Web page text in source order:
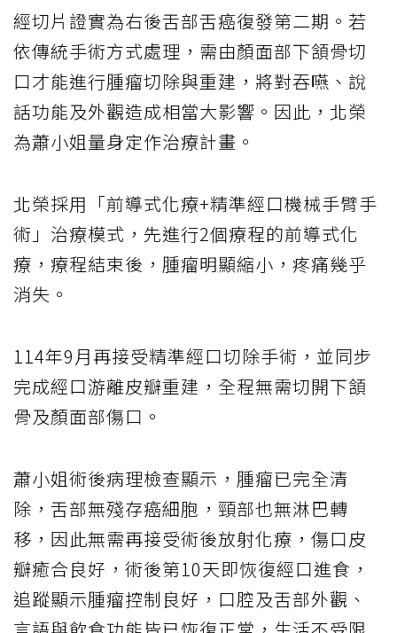
經切片證實為右後舌部舌癌復發第二期。若
依傳統手術方式處理，需由顏面部下頷骨切
口才能進行腫瘤切除與重建，將對吞嚥、說
話功能及外觀造成相當大影響。因此，北榮
為蕭小姐量身定作治療計畫。
北榮採用「前導式化療+精準經口機械手臂手
術」治療模式，先進行2個療程的前導式化
療，療程結束後，腫瘤明顯縮小，疼痛幾乎
消失。
114年9月再接受精準經口切除手術，並同步
完成經口游離皮瓣重建，全程無需切開下頷
骨及顏面部傷口。
蕭小姐術後病理檢查顯示，腫瘤已完全清
除，舌部無殘存癌細胞，頸部也無淋巴轉
移，因此無需再接受術後放射化療，傷口皮
瓣癒合良好，術後第10天即恢復經口進食，
追蹤顯示腫瘤控制良好，口腔及舌部外觀、